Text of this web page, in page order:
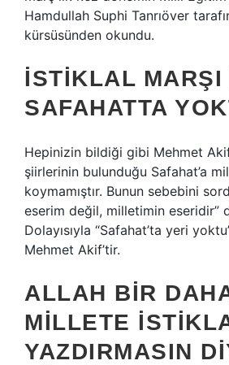
Hamdullah Suphi Tanrıöver
kürsüsünden okundu.
İSTIKLAL MARŞI
SAFAHATTA
Hepinizin bildiği gibi Mehmet
şiirlerinin bulunduğu Safahat’a
koymamıştır. Bunun sebebini
eserim değil, milletimin eseridir”
Dolayısıyla “Safahat’ta yeri
Mehmet Akif’tir.
ALLAH BIR
MILLETE
YAZDIRMASIN